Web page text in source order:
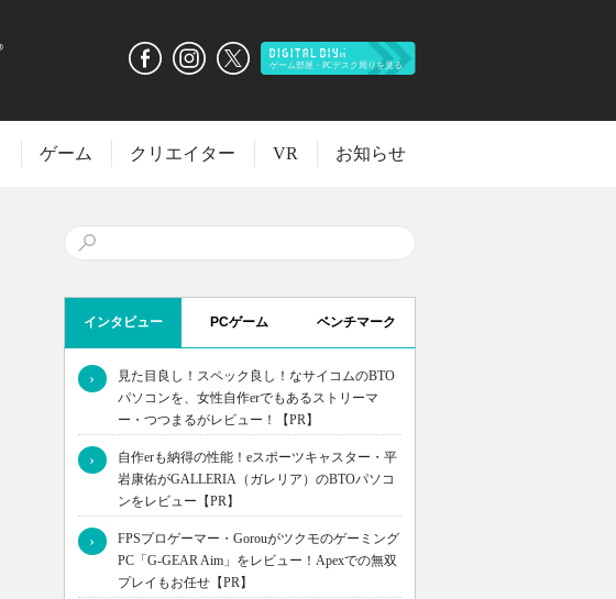
ゲーム クリエイター VR お知らせ
インタビュー PCゲーム ベンチマーク
›
見た目良し！スペック良し！なサイコムのBTO
パソコンを、女性自作erでもあるストリーマ
ー・つつまるがレビュー！【PR】
›
自作erも納得の性能！eスポーツキャスター・平
岩康佑がGALLERIA（ガレリア）のBTOパソコ
ンをレビュー【PR】
›
FPSプロゲーマー・Gorouがツクモのゲーミング
PC「G-GEAR Aim」をレビュー！Apexでの無双
プレイもお任せ【PR】